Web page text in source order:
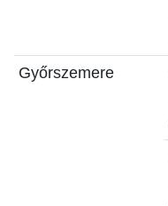
Győrszemere